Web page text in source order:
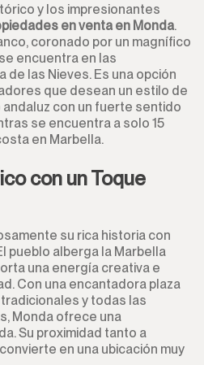
y los impresionantes
en venta en Monda.
coronado por un magnífico
encuentra en las
de las Nieves. Es una opción
que desean un estilo de
con un fuerte sentido
se encuentra a solo 15
en Marbella.
con un Toque
su rica historia con
pueblo alberga la Marbella
una energía creativa e
Con una encantadora plaza
y todas las
Monda ofrece una
Su proximidad tanto a
en una ubicación muy